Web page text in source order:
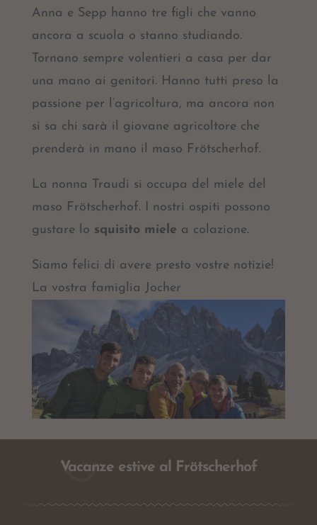
Anna e Sepp hanno tre figli che vanno
ancora a scuola o stanno studiando.
Tornano sempre volentieri a casa per dar
una mano ai genitori. Hanno tutti preso la
passione per l’agricoltura, ma ancora non
si sa chi sarà il giovane agricoltore che
prenderà in mano il maso Frötscherhof.
La nonna Traudi si occupa del miele del
maso Frötscherhof. I nostri ospiti possono
gustare lo squisito miele a colazione.
Siamo felici di avere presto vostre notizie!
La vostra famiglia Jocher
Vacanze estive al Frötscherhof